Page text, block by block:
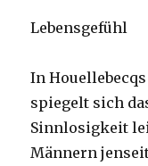
Lebensgefühl
In
spiegelt sich
Sinnlosigkeit
Männern